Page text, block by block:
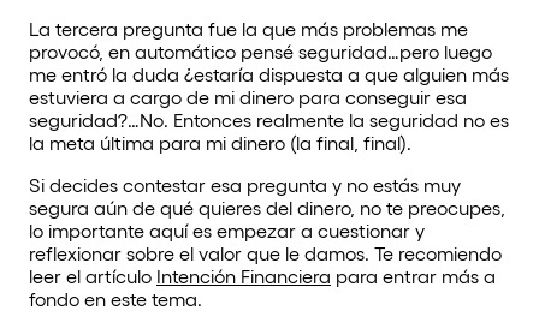
La tercera pregunta fue la que más problemas me
provocó, en automático pensé seguridad…pero luego
me entró la duda ¿estaría dispuesta a que alguien más
estuviera a cargo de mi dinero para conseguir esa
seguridad?…No. Entonces realmente la seguridad no es
la meta última para mi dinero (la final, final).
Si decides contestar esa pregunta y no estás muy
segura aún de qué quieres del dinero, no te preocupes,
lo importante aquí es empezar a cuestionar y
reflexionar sobre el valor que le damos. Te recomiendo
leer el artículo Intención Financiera para entrar más a
fondo en este tema.